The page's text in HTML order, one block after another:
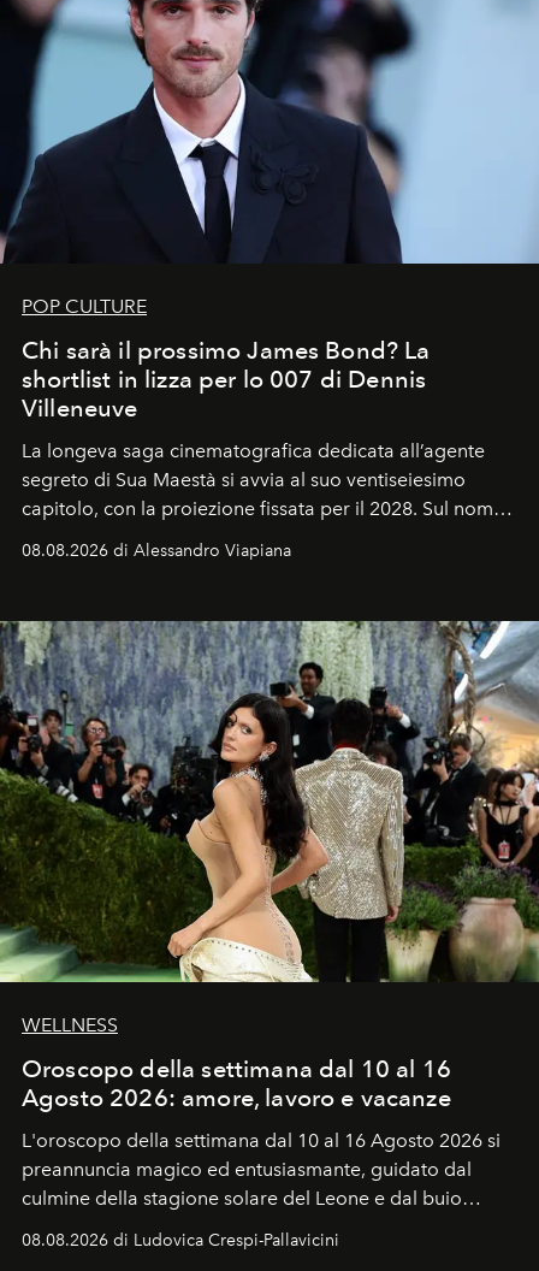
POP CULTURE
Chi sarà il prossimo James Bond? La
shortlist in lizza per lo 007 di Dennis
Villeneuve
La longeva saga cinematografica dedicata all’agente
segreto di Sua Maestà si avvia al suo ventiseiesimo
capitolo, con la proiezione fissata per il 2028. Sul nome
dell’attore chiamato a raccogliere l’eredità di Daniel
Craig, però, regna ancora il più assoluto riserbo.
08.08.2026 di Alessandro Viapiana
WELLNESS
Oroscopo della settimana dal 10 al 16
Agosto 2026: amore, lavoro e vacanze
L'oroscopo della settimana dal 10 al 16 Agosto 2026 si
preannuncia magico ed entusiasmante, guidato dal
culmine della stagione solare del Leone e dal buio
favorevole della Luna nuova in Leone del 12 agosto,
ideale per la notte delle Perseidi.
08.08.2026 di Ludovica Crespi-Pallavicini